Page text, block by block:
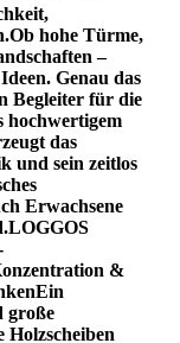
hohe Türme,
–
Genau das
Begleiter für die
hochwertigem
das
und sein zeitlos
Erwachsene
&
große